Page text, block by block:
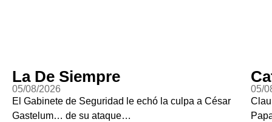
La De Siempre
05/08/2026
El Gabinete de Seguridad le echó la culpa a César
Gastelum… de su ataque…
05/